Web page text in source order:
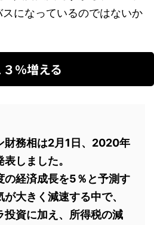
になっているのではないか
％増える
財務相は2月1日、2020年
しました。
の経済成長を5％と予測す
大きく減速する中で、
投資に加え、所得税の減